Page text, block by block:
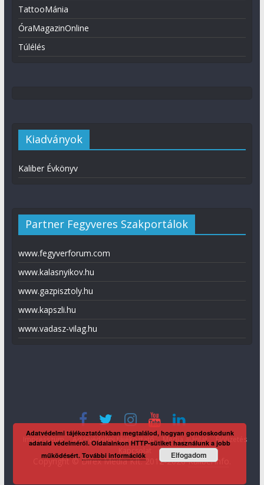
TattooMánia
ÓraMagazinOnline
Túlélés
Kiadványok
Kaliber Évkönyv
Partner Fegyveres Szakportálok
www.fegyverforum.com
www.kalasnyikov.hu
www.gazpisztoly.hu
www.kapszli.hu
www.vadasz-vilag.hu
Impresszum Adatvédelmi tájékoztató Média ajánlat
Előfizetés
Copyright © Direx Média Kft. 2012-2026KaliberInfo
Adatvédelmi tájékoztatónkban megtalálod, hogyan gondoskodunk
adataid védelméről. Oldalainkon HTTP-sütiket használunk a jobb
működésért.További információk Elfogadom